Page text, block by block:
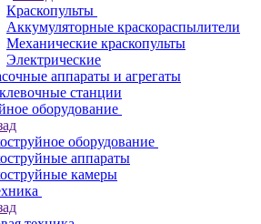
Краскопульты
Аккумуляторные краскораспылители
Механические краскопульты
Электрические
аппараты и агрегаты
станции
оборудование
оборудование
аппараты
камеры